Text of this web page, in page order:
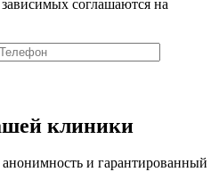
соглашаются на
клиники
и гарантированный